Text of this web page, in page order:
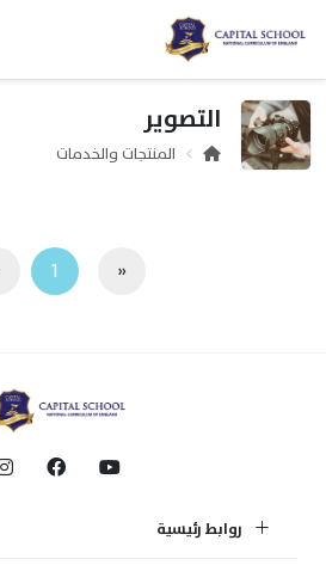
التصوير
المنتجات والخدمات
«
1
روابط رئيسية